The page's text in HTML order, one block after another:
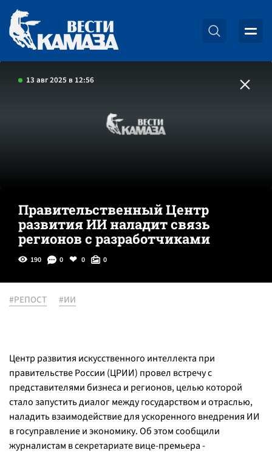
13 авг 2025 в 12:56
Правительственный Центр
развития ИИ наладит связь
регионов с разработчиками
190 0 0 0
#РЕПОСТ #ИИ
Центр развития искусственного интеллекта при
правительстве России (ЦРИИ) провел встречу с
представителями бизнеса и регионов, целью которой
стало запустить диалог между государством и отраслью,
наладить взаимодействие для ускоренного внедрения ИИ
в госуправление и экономику. Об этом сообщили
журналистам в секретариате вице-премьера -